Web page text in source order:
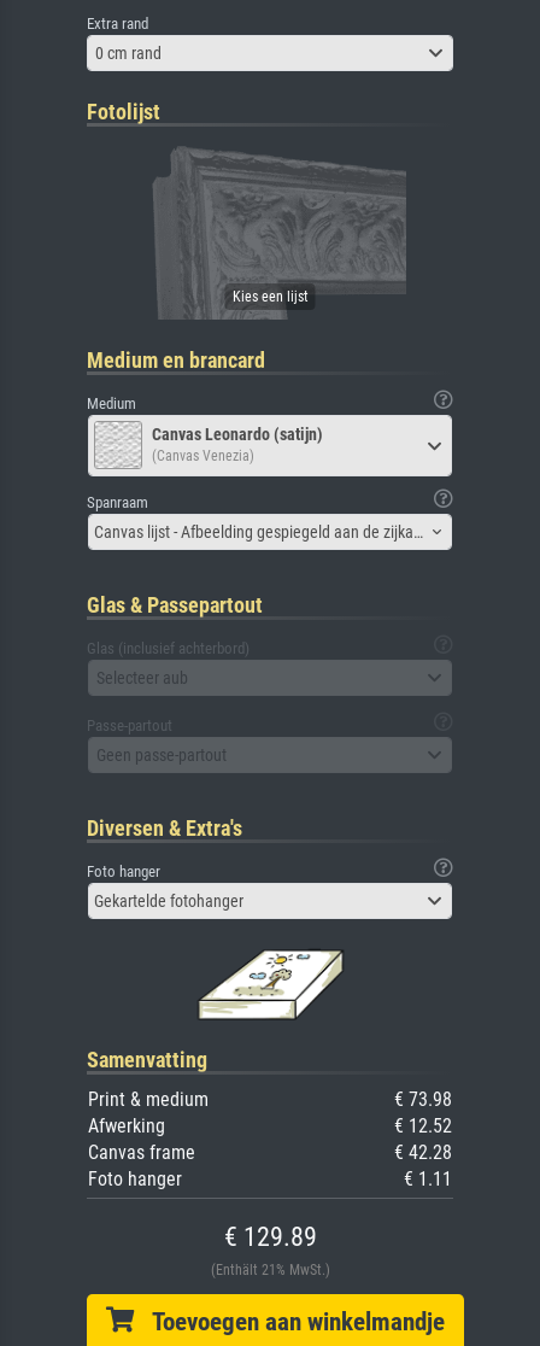
Extra rand
0 cm rand
Fotolijst
Medium en brancard
Medium
Canvas Leonardo (satijn)
(Canvas Venezia)
Spanraam
Canvas lijst - Afbeelding gespiegeld aan de zijkant
Glas & Passepartout
Glas (inclusief achterbord)
Selecteer aub
Passe-partout
Geen passe-partout
Diversen & Extra's
Foto hanger
Gekartelde fotohanger
Samenvatting
Print & medium
€ 73.98
Afwerking
€ 12.52
Canvas frame
€ 42.28
Foto hanger
€ 1.11
€ 129.89
(Enthält 21% MwSt.)
Toevoegen aan winkelmandje